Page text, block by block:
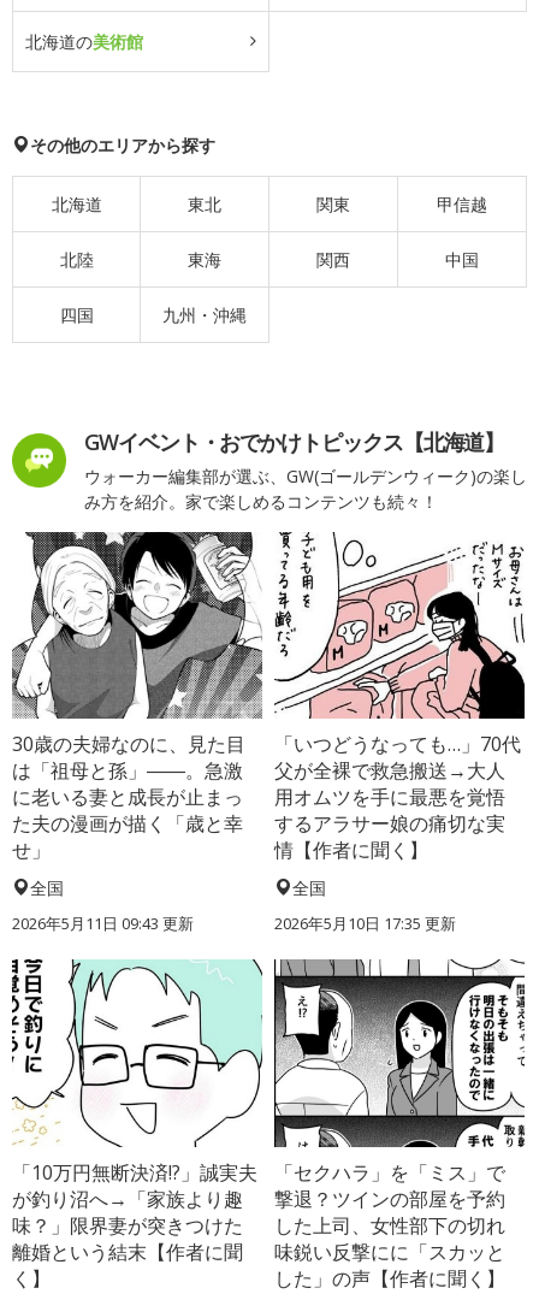
北海道の美術館
その他のエリアから探す
北海道 東北 関東 甲信越
北陸 東海 関西 中国
四国 九州・沖縄
GWイベント・おでかけトピックス【北海道】
ウォーカー編集部が選ぶ、GW(ゴールデンウィーク)の楽し
み方を紹介。家で楽しめるコンテンツも続々！
30歳の夫婦なのに、見た目
は「祖母と孫」――。急激
に老いる妻と成長が止まっ
た夫の漫画が描く「歳と幸
せ」
全国
2026年5月11日 09:43 更新
「いつどうなっても…」70代
父が全裸で救急搬送→大人
用オムツを手に最悪を覚悟
するアラサー娘の痛切な実
情【作者に聞く】
全国
2026年5月10日 17:35 更新
「10万円無断決済!?」誠実夫
が釣り沼へ→「家族より趣
味？」限界妻が突きつけた
離婚という結末【作者に聞
く】
「セクハラ」を「ミス」で
撃退？ツインの部屋を予約
した上司、女性部下の切れ
味鋭い反撃にに「スカッと
した」の声【作者に聞く】